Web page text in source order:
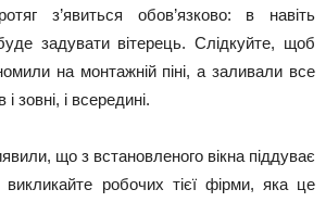
з’явиться обов’язково: в навіть
задувати вітерець. Слідкуйте, щоб
на монтажній піні, а заливали все
зовні, і всередині.
що з встановленого вікна піддуває
робочих тієї фірми, яка це